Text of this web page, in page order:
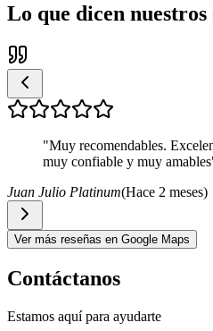
Lo que dicen nuestros
"Muy recomendables.
muy confiable y muy amables
Juan Julio Platinum(Hace 2 meses)
Ver más reseñas en Google Maps
Contáctanos
Estamos aquí para ayudarte